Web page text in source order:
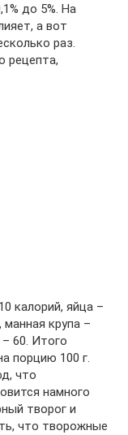
до 5%. На
а вот
раз.
рецепта,
калорий, яйца –
манная крупа –
60. Итого
порцию 100 г.
что
намного
творог и
что творожные